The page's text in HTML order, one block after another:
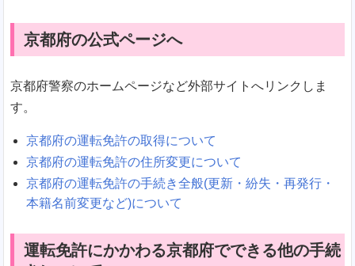
京都府の公式ページへ
京都府警察のホームページなど外部サイトへリンクしま
す。
京都府の運転免許の取得について
京都府の運転免許の住所変更について
京都府の運転免許の手続き全般(更新・紛失・再発行・
本籍名前変更など)について
運転免許にかかわる京都府でできる他の手続